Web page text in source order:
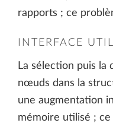
rapports ; ce
INTERFACE
La sélection puis la
nœuds dans la
une augmentation
mémoire utilisé ;